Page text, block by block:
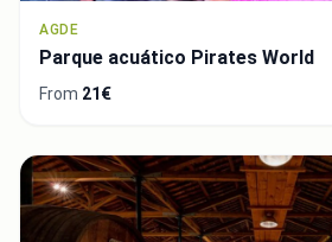
AGDE
Parque acuático Pirates World
From 21€